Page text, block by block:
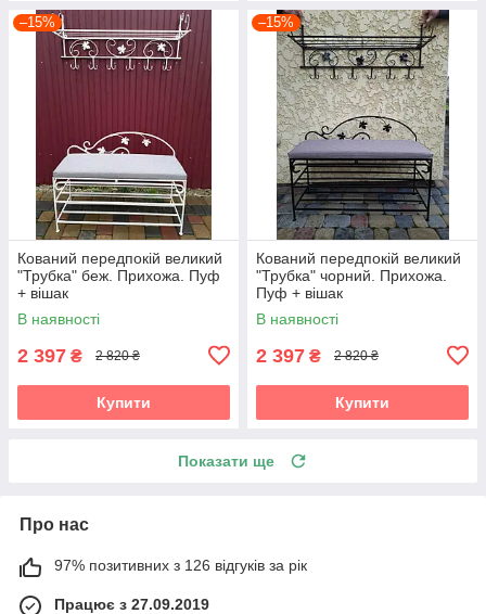
–15%
Кований передпокій великий
"Трубка" беж. Прихожа. Пуф
+ вішак
В наявності
2 397 ₴ 2 820 ₴
Купити
–15%
Кований передпокій великий
"Трубка" чорний. Прихожа.
Пуф + вішак
В наявності
2 397 ₴ 2 820 ₴
Купити
Показати ще
Про нас
97% позитивних з 126 відгуків за рік
Працює з 27.09.2019